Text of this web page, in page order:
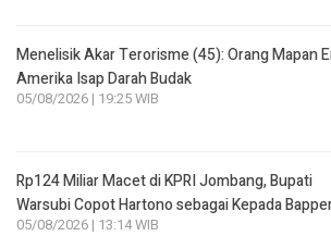
Menelisik Akar Terorisme (45): Orang Mapan
Amerika Isap Darah Budak
05/08/2026 | 19:25 WIB
Rp124 Miliar Macet di KPRI Jombang, Bupati
Warsubi Copot Hartono sebagai Kepada
05/08/2026 | 13:14 WIB